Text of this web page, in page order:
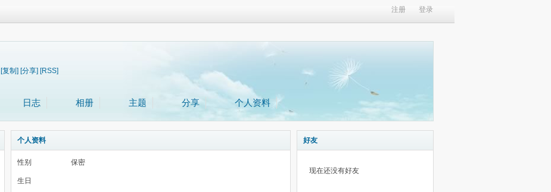
注册 登录
[复制] [分享] [RSS]
日志 相册 主题 分享 个人资料
个人资料
性别 保密
生日
好友
现在还没有好友